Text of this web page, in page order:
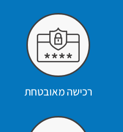
רכישה מאובטחת